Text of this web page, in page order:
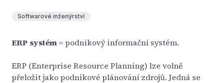
Softwarové inženýrství
ERP systém= podnikový informační systém.
ERP (Enterprise Resource Planning) lze volně
přeložit jako podnikové plánování zdrojů. Jedná se